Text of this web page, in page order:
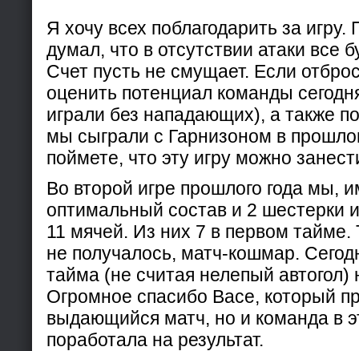
Я хочу всех поблагодарить за игру.
думал, что в отсутствии атаки все
Счет пусть не смущает. Если
оценить потенциал команды
играли без нападающих), а также
мы сыграли с Гарнизоном в
поймете, что эту игру можно
Во второй игре прошлого года мы,
оптимальный состав и 2 шестерки
11 мячей. Из них 7 в первом
не получалось, матч-кошмар.
тайма (не считая нелепый автогол)
Огромное спасибо Васе, который
выдающийся матч, но и команда в
поработала на результат.